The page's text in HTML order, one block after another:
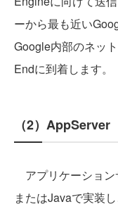
ーから最も近い
Google内部のネッ
Endに到着します。
（2）AppServer
アプリケーション
またはJavaで実装